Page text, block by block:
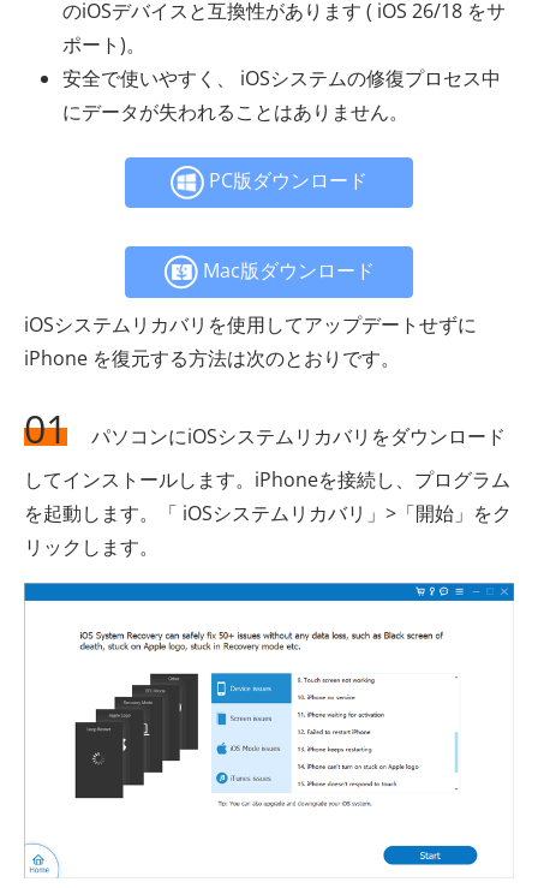
のiOSデバイスと互換性があります ( iOS 26/18 をサ
ポート)。
安全で使いやすく、 iOSシステムの修復プロセス中
にデータが失われることはありません。
PC版ダウンロード
Mac版ダウンロード
iOSシステムリカバリを使用してアップデートせずに
iPhone を復元する方法は次のとおりです。
01
パソコンにiOSシステムリカバリをダウンロード
してインストールします。iPhoneを接続し、プログラム
を起動します。「 iOSシステムリカバリ」>「開始」をク
リックします。